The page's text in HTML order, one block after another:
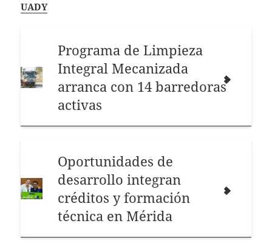
UADY
Programa de Limpieza
Integral Mecanizada
arranca con 14 barredoras
activas
Oportunidades de
desarrollo integran
créditos y formación
técnica en Mérida